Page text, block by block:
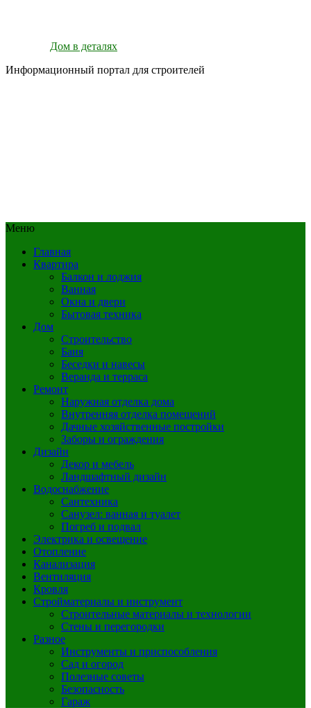
Дом в деталях
Информационный портал для строителей
Меню
Главная
Квартира
Балкон и лоджия
Ванная
Окна и двери
Бытовая техника
Дом
Строительство
Баня
Беседки и навесы
Веранда и терраса
Ремонт
Наружная отделка дома
Внутренняя отделка помещений
Дачные хозяйственные постройки
Заборы и ограждения
Дизайн
Декор и мебель
Ландшафтный дизайн
Водоснабжение
Сантехника
Санузел: ванная и туалет
Погреб и подвал
Электрика и освещение
Отопление
Канализация
Вентиляция
Кровля
Стройматериалы и инструмент
Строительные материалы и технологии
Стены и перегородки
Разное
Инструменты и приспособления
Сад и огород
Полезные советы
Безопасность
Гараж